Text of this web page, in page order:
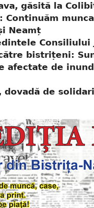
găsită la
Continuăm
Neamț
Consiliului
bistrițeni:
afectate de
dovadă de